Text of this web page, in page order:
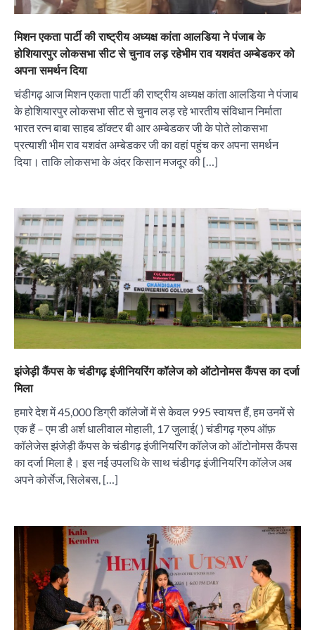
मिशन एकता पार्टी की राष्ट्रीय अध्यक्ष कांता आलडिया ने पंजाब के
होशियारपुर लोकसभा सीट से चुनाव लड़ रहेभीम राव यशवंत अम्बेडकर को
अपना समर्थन दिया
चंडीगढ़ आज मिशन एकता पार्टी की राष्ट्रीय अध्यक्ष कांता आलडिया ने पंजाब
के होशियारपुर लोकसभा सीट से चुनाव लड़ रहे भारतीय संविधान निर्माता
भारत रत्न बाबा साहब डॉक्टर बी आर अम्बेडकर जी के पोते लोकसभा
प्रत्याशी भीम राव यशवंत अम्बेडकर जी का वहां पहुंच कर अपना समर्थन
दिया। ताकि लोकसभा के अंदर किसान मजदूर की […]
झंजेड़ी कैंपस के चंडीगढ़ इंजीनियरिंग कॉलेज को ऑटोनोमस कैंपस का दर्जा
मिला
हमारे देश में 45,000 डिग्री कॉलेजों में से केवल 995 स्वायत्त हैं, हम उनमें से
एक हैं – एम डी अर्श धालीवाल मोहाली, 17 जुलाई( ) चंडीगढ़ ग्रुप ऑफ़
कॉलेजेस झंजेड़ी कैंपस के चंडीगढ़ इंजीनियरिंग कॉलेज को ऑटोनोमस कैंपस
का दर्जा मिला है। इस नई उपलधि के साथ चंडीगढ़ इंजीनियरिंग कॉलेज अब
अपने कोर्सेज, सिलेबस, […]
2
“वोकल फॉर लोकल” से “लोकल टू ग्लोबल” की ओर भारत
का बढ़ता कदम, 12 से 15 अगस्त तक भारत मंडपम में होगा
भव्य भारत व्यापार महोत्सव : हरीश गर्ग
City uday August 6, 2026